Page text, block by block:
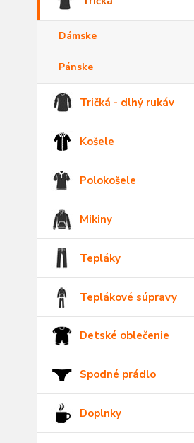
Dámske
Pánske
Tričká - dlhý rukáv
Košele
Polokošele
Mikiny
Tepláky
Teplákové súpravy
Detské oblečenie
Spodné prádlo
Doplnky